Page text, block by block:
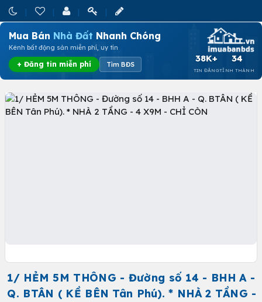
Mua Bán Nhà Đất Nhanh Chóng
Kênh bất động sản miễn phí, uy tín
+ Đăng tin miễn phí Tìm BĐS
38K+
TIN ĐĂNG
34
TỈNH THÀNH
1/ HẺM 5M THÔNG - Đường số 14 - BHH A -
Q. BTÂN ( KỀ BÊN Tân Phú). * NHÀ 2 TẦNG -